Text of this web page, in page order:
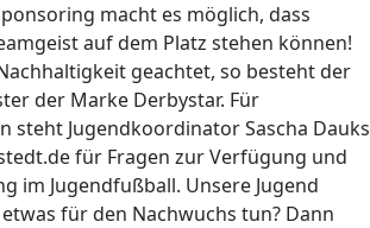
macht es möglich, dass
auf dem Platz stehen können!
geachtet, so besteht der
der Marke Derbystar. Für
steht Jugendkoordinator Sascha Dauks
für Fragen zur Verfügung und
im Jugendfußball. Unsere Jugend
für den Nachwuchs tun? Dann